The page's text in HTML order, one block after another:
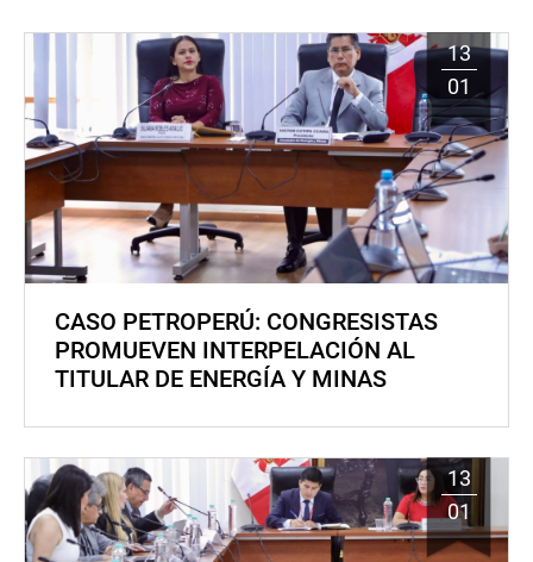
13
01
CASO PETROPERÚ: CONGRESISTAS
PROMUEVEN INTERPELACIÓN AL
TITULAR DE ENERGÍA Y MINAS
13
01